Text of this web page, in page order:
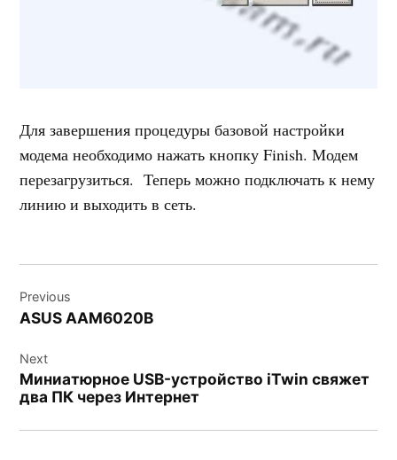
Для завершения процедуры базовой настройки
модема необходимо нажать кнопку Finish. Модем
перезагрузиться. Теперь можно подключать к нему
линию и выходить в сеть.
по
записям
Previous
ASUS AAM6020B
Next
Миниатюрное USB-устройство iTwin свяжет
два ПК через Интернет